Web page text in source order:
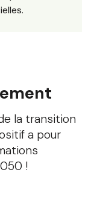
la transition
a pour
!